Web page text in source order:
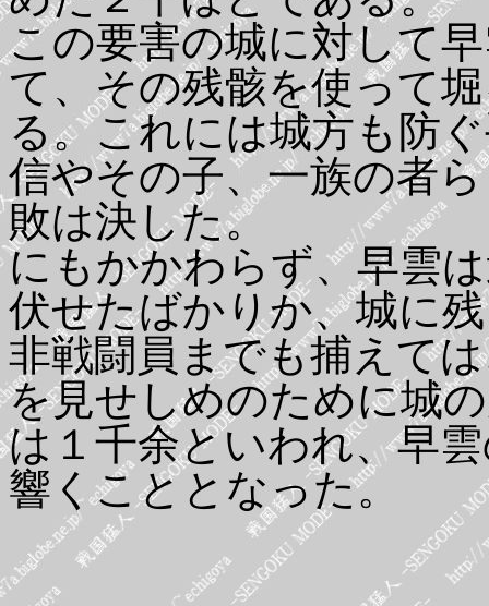
この要害の城に対して
て、その残骸を使って
る。これには城方も防
信やその子、一族の者
敗は決した。
にもかかわらず、早雲
伏せたばかりか、城に
非戦闘員までも捕えて
を見せしめのために城
は１千余といわれ、早
響くこととなった。